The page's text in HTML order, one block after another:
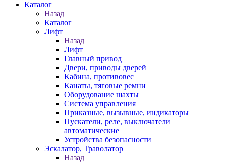
Каталог
Назад
Каталог
Лифт
Назад
Лифт
Главный привод
Двери, приводы дверей
Кабина, противовес
Канаты, тяговые ремни
Оборудование шахты
Система управления
Приказные, вызывные, индикаторы
Пускатели, реле, выключатели
автоматические
Устройства безопасности
Эскалатор, Траволатор
Назад